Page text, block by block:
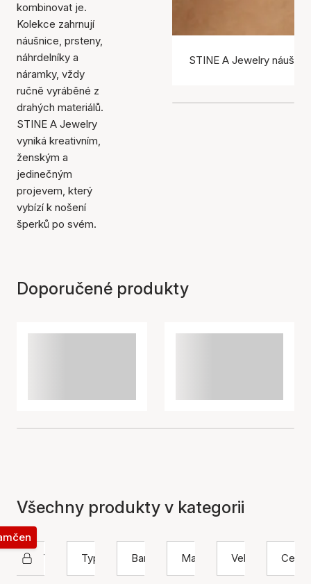
kombinovat je.
Kolekce zahrnují
náušnice, prsteny,
náhrdelníky a
náramky, vždy
ručně vyráběné z
drahých materiálů.
STINE A Jewelry
vyniká kreativním,
ženským a
jedinečným
projevem, který
vybízí k nošení
šperků po svém.
STINE A Jewelry
Doporučené produkty
Všechny produkty v kategorii
STINE A Jewelry
Typ
Barva Materiál Velikost Cena